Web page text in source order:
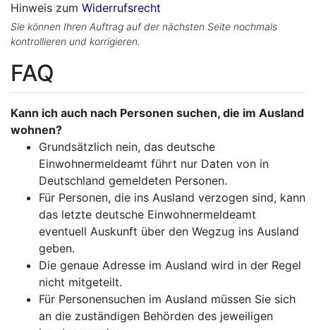
Hinweis zum Widerrufsrecht
Sie können Ihren Auftrag auf der nächsten Seite nochmals
kontrollieren und korrigieren.
FAQ
Kann ich auch nach Personen suchen, die im Ausland
wohnen?
Grundsätzlich nein, das deutsche
Einwohnermeldeamt führt nur Daten von in
Deutschland gemeldeten Personen.
Für Personen, die ins Ausland verzogen sind, kann
das letzte deutsche Einwohnermeldeamt
eventuell Auskunft über den Wegzug ins Ausland
geben.
Die genaue Adresse im Ausland wird in der Regel
nicht mitgeteilt.
Für Personensuchen im Ausland müssen Sie sich
an die zuständigen Behörden des jeweiligen